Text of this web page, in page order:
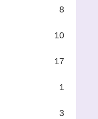
8
10
17
1
3